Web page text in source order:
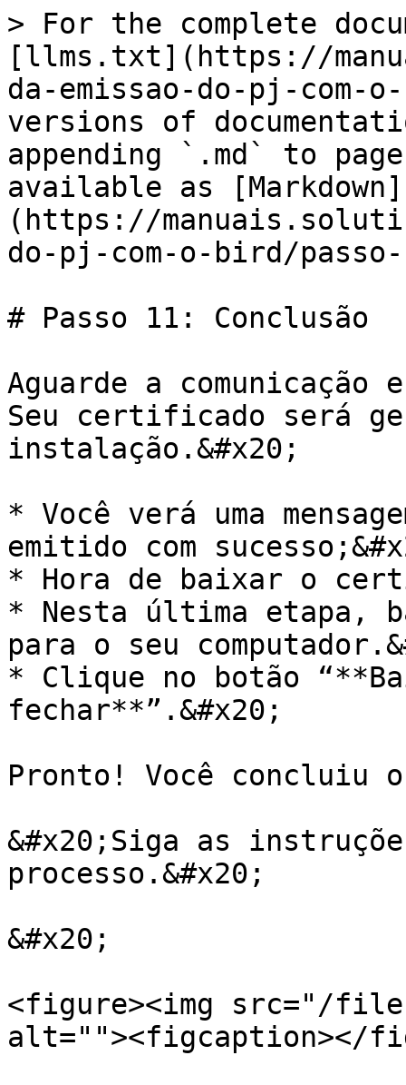
> For the complete
[llms.txt](https://
da-emissao-do-pj-
versions of
appending `.md` to
available as [Markdown]
(https://
do-pj-com-o-bird/
# Passo 11: Conclusão
Aguarde a
Seu certificado será
instalação.&#x20;
* Você verá uma
emitido com
* Hora de baixar o
* Nesta última etapa,
para o seu
* Clique no botão
fechar**”.&#x20;
Pronto! Você concluiu
&#x20;Siga as
processo.&#x20;
&#x20;
<figure><img src="/
alt=""><figcaption></